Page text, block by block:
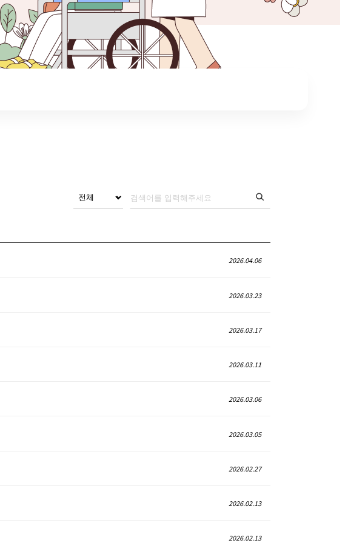
2026.04.06
2026.03.23
2026.03.17
2026.03.11
2026.03.06
2026.03.05
2026.02.27
2026.02.13
2026.02.13